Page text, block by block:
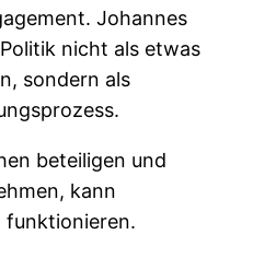
Johannes
nicht als etwas
sondern als
beteiligen und
kann
funktionieren.